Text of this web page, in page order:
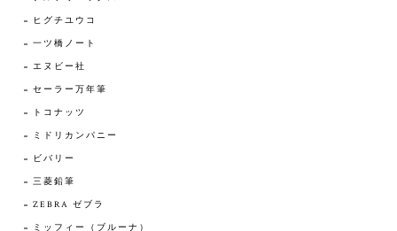
ヒグチユウコ
一ツ橋ノート
エヌビー社
セーラー万年筆
トコナッツ
ミドリカンパニー
ビバリー
三菱鉛筆
ZEBRA ゼブラ
ミッフィー（ブルーナ）